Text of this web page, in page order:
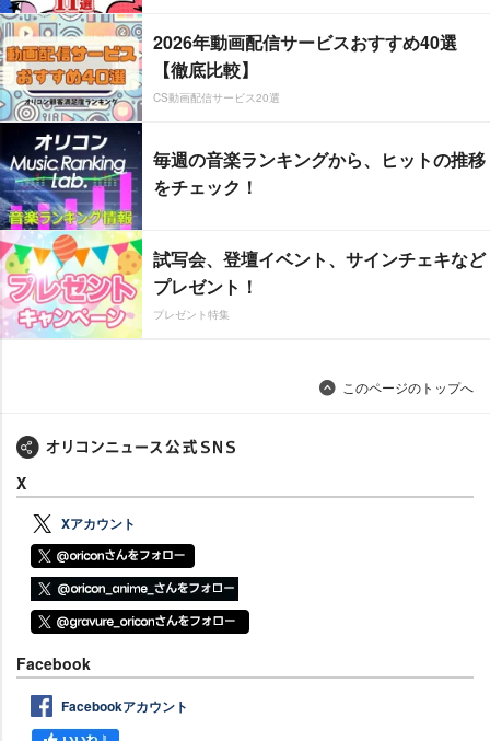
2026年動画配信サービスおすすめ40選
【徹底比較】
CS動画配信サービス20選
毎週の音楽ランキングから、ヒットの推移
をチェック！
試写会、登壇イベント、サインチェキなど
プレゼント！
プレゼント特集
このページのトップへ
X
Xアカウント
Facebook
Facebookアカウント